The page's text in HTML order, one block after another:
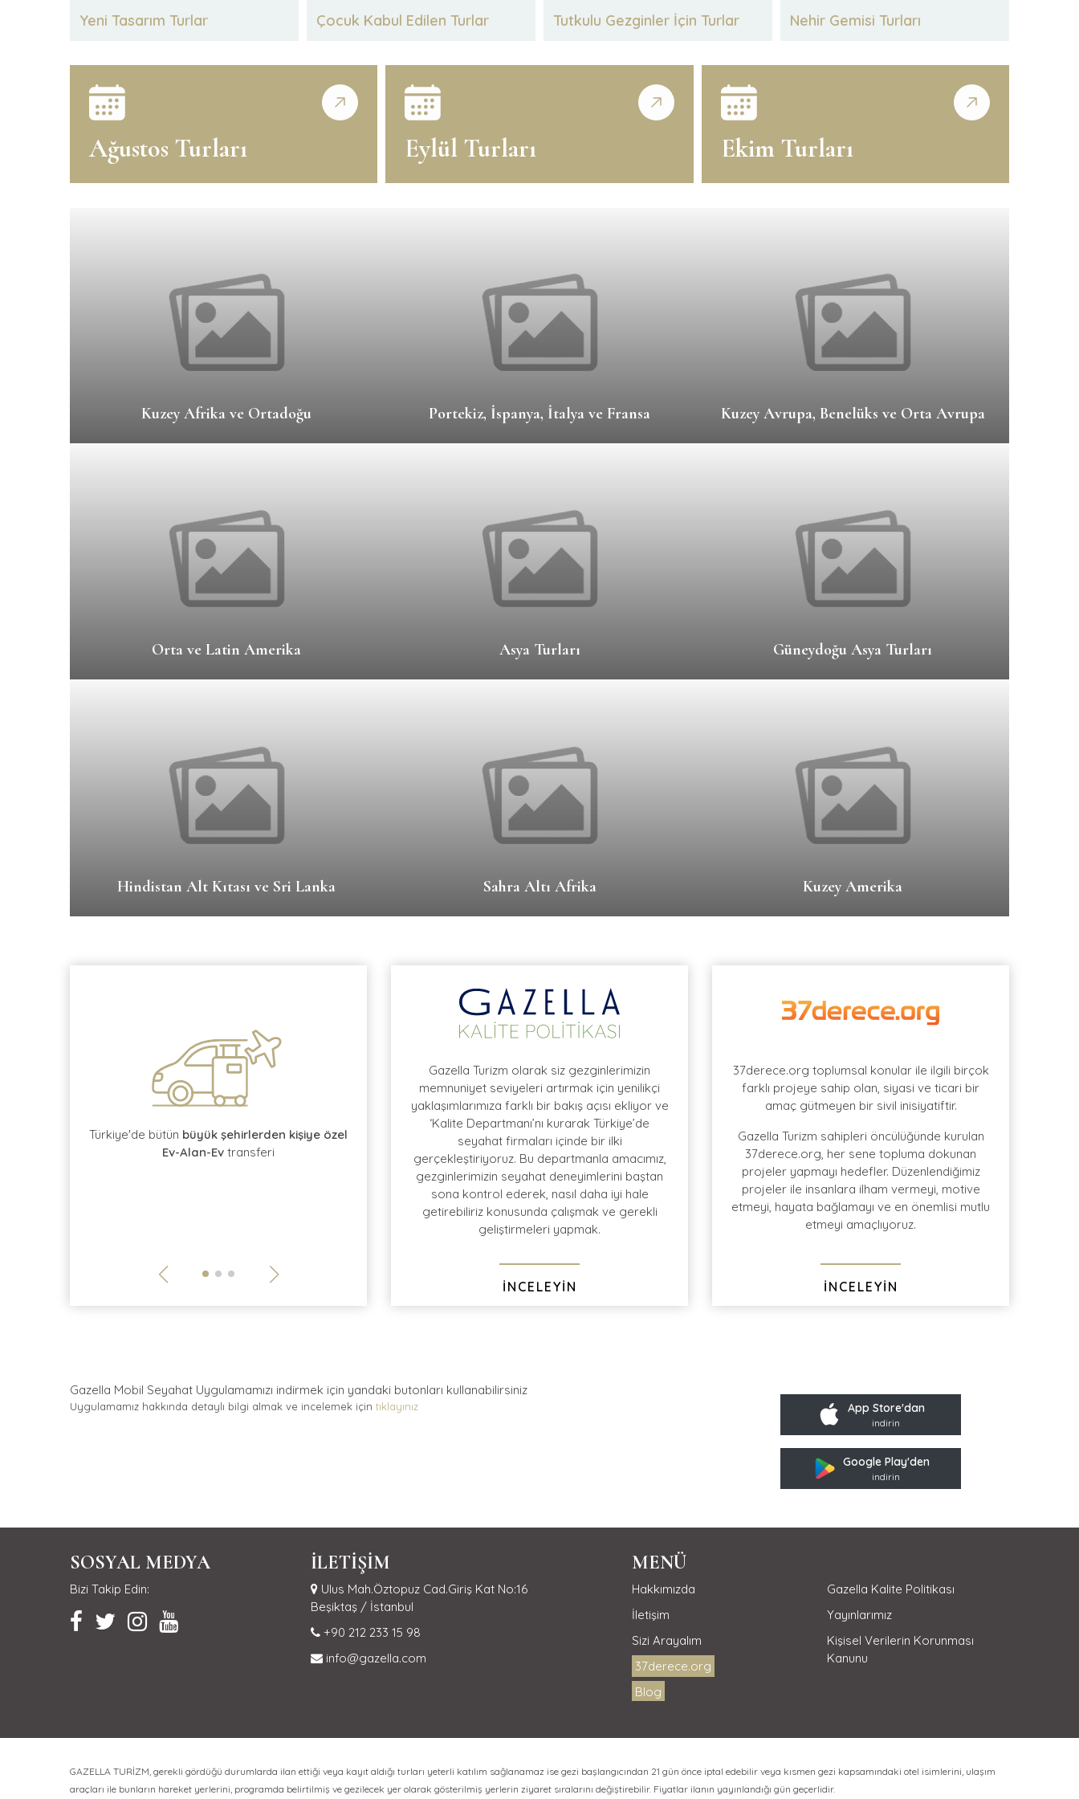
Yeni Tasarım Turlar Çocuk Kabul Edilen Turlar Tutkulu Gezginler İçin Turlar Nehir Gemisi Turları
Ağustos Turları Eylül Turları Ekim Turları
Kuzey Afrika ve Ortadoğu Portekiz, İspanya, İtalya ve Fransa Kuzey Avrupa, Benelüks ve Orta Avrupa
Orta ve Latin Amerika Asya Turları Güneydoğu Asya Turları
Hindistan Alt Kıtası ve Sri Lanka Sahra Altı Afrika Kuzey Amerika
Türkiye'de bütün büyük şehirlerden kişiye özel
Ev-Alan-Ev transferi
Tur dönüşü yapmış olduğumuz sıcak anketler
%96 müşteri memnuniyeti
müşteritavsiye oranı
Türk Hava Yolları ile engeniş protokolkontratı Türkiye'de bütünbüyük
Ev-Alan-Ev
Gazella Turizm olarak siz gezginlerimizin
memnuniyet seviyeleri artırmak için yenilikçi
yaklaşımlarımıza farklı bir bakış açısı ekliyor ve
‘Kalite Departmanı’nı kurarak Türkiye’de
seyahat firmaları içinde bir ilki
gerçekleştiriyoruz. Bu departmanla amacımız,
gezginlerimizin seyahat deneyimlerini baştan
sona kontrol ederek, nasıl daha iyi hale
getirebiliriz konusunda çalışmak ve gerekli
geliştirmeleri yapmak.
İNCELEYİN
37derece.org toplumsal konular ile ilgili birçok
farklı projeye sahip olan, siyasi ve ticari bir
amaç gütmeyen bir sivil inisiyatiftir.
Gazella Turizm sahipleri öncülüğünde kurulan
37derece.org, her sene topluma dokunan
projeler yapmayı hedefler. Düzenlendiğimiz
projeler ile insanlara ilham vermeyi, motive
etmeyi, hayata bağlamayı ve en önemlisi mutlu
etmeyi amaçlıyoruz.
İNCELEYİN
Gazella Mobil Seyahat Uygulamamızı indirmek için yandaki butonları kullanabilirsiniz
Uygulamamız hakkında detaylı bilgi almak ve incelemek için tıklayınız App Store'dan
indirin
Google Play'den
indirin
SOSYAL MEDYA
Bizi Takip Edin:
İLETİŞİM
Ulus Mah.Öztopuz Cad.Giriş Kat No:16
Beşiktaş / İstanbul
+90 212 233 15 98
info@gazella.com
MENÜ
Hakkımızda
İletişim
Sizi Arayalım
37derece.org
Blog
Gazella Kalite Politikası
Yayınlarımız
Kişisel Verilerin Korunması
Kanunu
GAZELLA TURİZM, gerekli gördüğü durumlarda ilan ettiği veya kayıt aldığı turları yeterli katılım sağlanamaz ise gezi başlangıcından 21 gün önce iptal edebilir veya kısmen gezi kapsamındaki otel isimlerini, ulaşım
araçları ile bunların hareket yerlerini, programda belirtilmiş ve gezilecek yer olarak gösterilmiş yerlerin ziyaret sıralarını değiştirebilir. Fiyatlar ilanın yayınlandığı gün geçerlidir.